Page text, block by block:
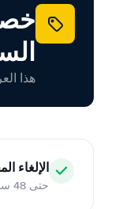
هذا العرض
الإلغاء
حتى 48 ساعة قبل 48 ساعة من موعد الاستلام المحدد